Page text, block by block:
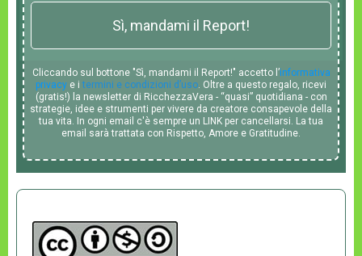
Sì, mandami il Report!
Cliccando sul bottone "Sì, mandami il Report!" accetto l’informativa
privacy e itermini e condizioni d’uso. Oltre a questo regalo, ricevi
(gratis!) la newsletter di RicchezzaVera - “quasi” quotidiana - con
strategie, idee e strumenti per vivere da creatore consapevole della
tua vita. In ogni email c'è sempre un LINK per cancellarsi. La tua
email sarà trattata con Rispetto, Amore e Gratitudine.